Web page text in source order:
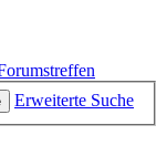
Erweiterte Suche